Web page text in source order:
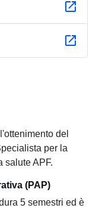
del
per la
salute APF.
(PAP)
5 semestri ed è